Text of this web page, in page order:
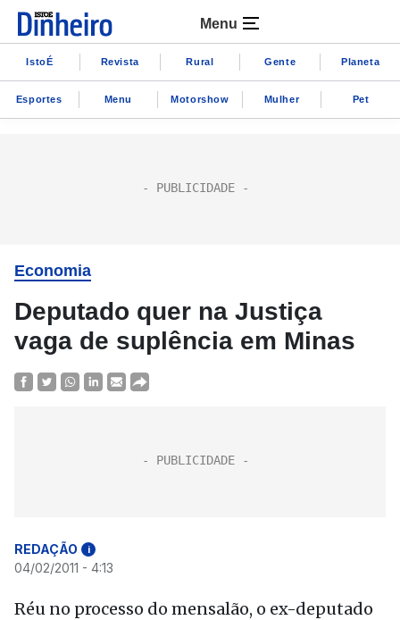
Menu
IstoÉ Revista Rural Gente Planeta
Esportes Menu Motorshow Mulher Pet
Economia
Deputado quer na Justiça
vaga de suplência em Minas
REDAÇÃO i
04/02/2011 - 4:13
Réu no processo do mensalão, o ex-deputado